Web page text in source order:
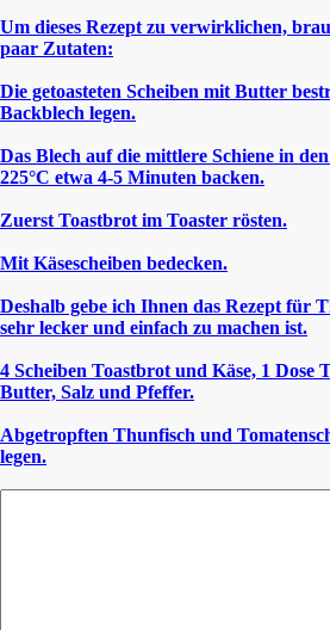
Um dieses Rezept zu verwirklichen,
paar Zutaten:
Die getoasteten Scheiben mit Butter
Backblech legen.
Das Blech auf die mittlere Schiene in
225°C etwa 4-5 Minuten backen.
Zuerst Toastbrot im Toaster rösten.
Mit Käsescheiben bedecken.
Deshalb gebe ich Ihnen das Rezept für
sehr lecker und einfach zu machen ist.
4 Scheiben Toastbrot und Käse, 1 Dose
Butter, Salz und Pfeffer.
Abgetropften Thunfisch und
legen.